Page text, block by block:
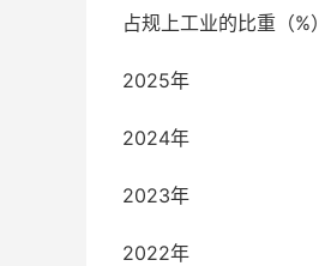
占规上工业的比重（%）
2025年
2024年
2023年
2022年